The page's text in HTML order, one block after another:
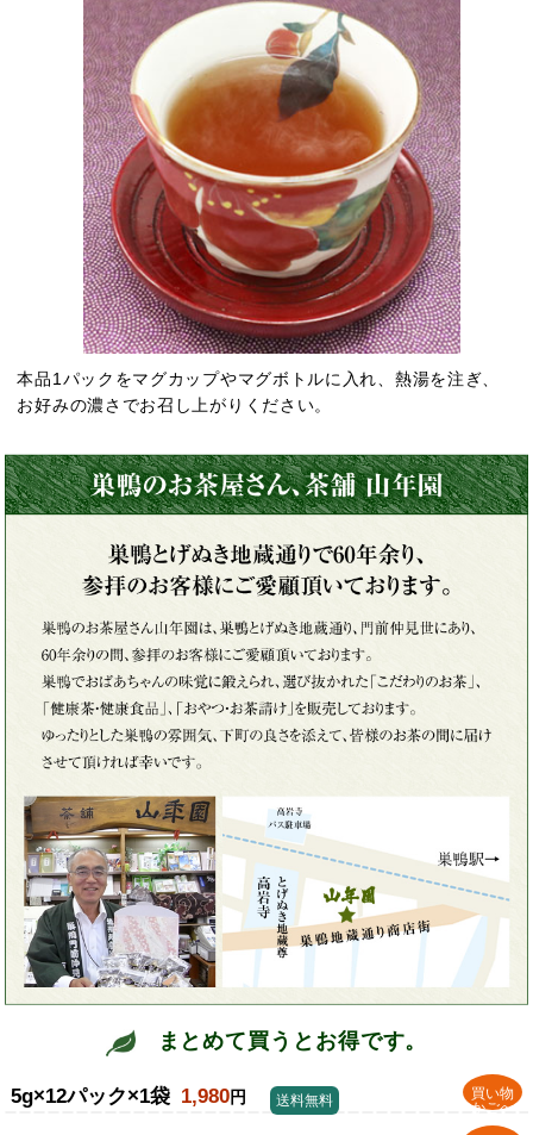
本品1パックをマグカップやマグボトルに入れ、熱湯を注ぎ、
お好みの濃さでお召し上がりください。
まとめて買うとお得です。
5g×12パック×1袋 1,980円
買い物
かごへ
送料無料